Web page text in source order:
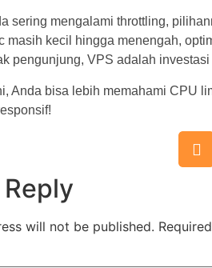
sering mengalami throttling,
masih kecil hingga menengah,
pengunjung, VPS adalah
Anda bisa lebih memahami CPU
will not be published.